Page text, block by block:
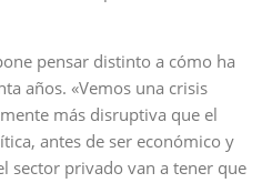
pensar distinto a cómo ha
años. «Vemos una crisis
más disruptiva que el
antes de ser económico y
sector privado van a tener que